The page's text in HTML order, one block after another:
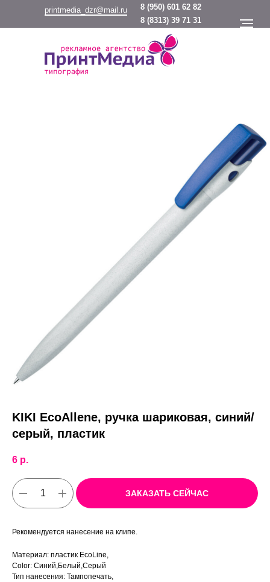
8 (950) 601 62 82
printmedia_dzr@mail.ru
8 (8313) 39 71 31
KIKI EcoAllene, ручка шариковая, синий/
серый, пластик
6 р.
ЗАКАЗАТЬ СЕЙЧАС
Рекомендуется нанесение на клипе.
Материал: пластик EcoLine,
Color: Синий,Белый,Серый
Тип нанесения: Тампопечать,